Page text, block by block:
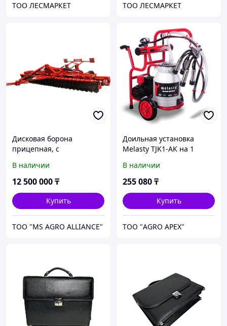
ТОО ЛЕСМАРКЕТ ТОО ЛЕСМАРКЕТ
Дисковая борона
прицепная, с
складная
В наличии
12 500 000₸
Купить
TOO "MS AGRO ALLIANCE"
Доильная установка
Melasty TJK1-AK на 1
В наличии
255 080₸
Купить
ТОО "AGRO APEX"